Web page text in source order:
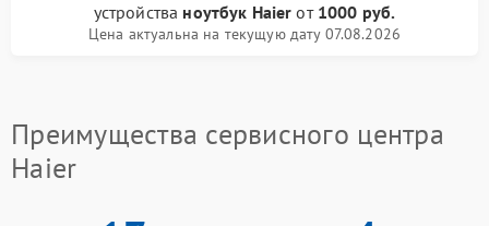
устройства ноутбук Haier от 1000 руб.
Цена актуальна на текущую дату 07.08.2026
Преимущества сервисного центра
Haier